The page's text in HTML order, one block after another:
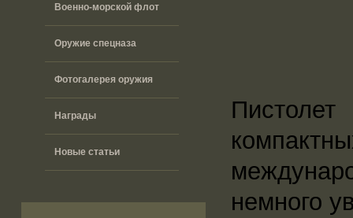
Военно-морской флот
Оружие спецназа
Фотогалерея оружия
Награды
Новые статьи
немного